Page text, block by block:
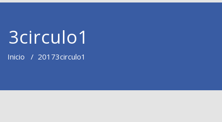
3circulo1
Inicio / 20173circulo1